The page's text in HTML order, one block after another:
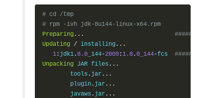
# cd /tmp
# rpm -ivh jdk-8u144-linux-x64.rpm
Preparing ...
Updating / installing ...
1 : jdk1 .8.0 _144-2000 : 1.8 .0_144-fcs
Unpacking JAR files ...
        tools
. jar ...
        plugin
. jar ...
        javaws
. jar ...